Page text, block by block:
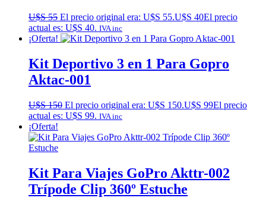
U$S55 El precio original era: U$S 55.U$S 40El precio
actual es: U$S 40. IVA inc
¡Oferta!
Kit Deportivo 3 en 1 Para Gopro
Aktac-001
U$S150 El precio original era: U$S 150.U$S 99El precio
actual es: U$S 99. IVA inc
¡Oferta!
Kit Para Viajes GoPro Akttr-002
Trípode Clip 360º Estuche